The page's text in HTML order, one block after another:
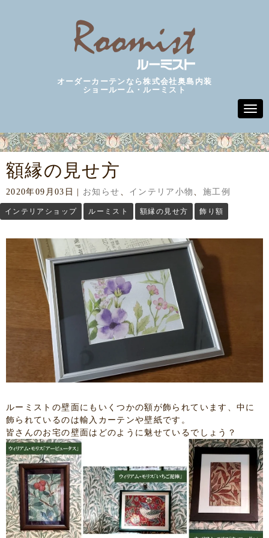
オーダーカーテンなら株式会社奥島内装
ショールーム・ルーミスト
N
a
i
g
額縁の見せ方
2020年09月03日 | お知らせ インテリア小物 施工例
インテリアショップ ルーミスト 額縁の見せ方 飾り額
ルーミストの壁面にもいくつかの額が飾られています、中に
飾られているのは輸入カーテンや壁紙です。
皆さんのお宅の壁面はどのように魅せているでしょう？